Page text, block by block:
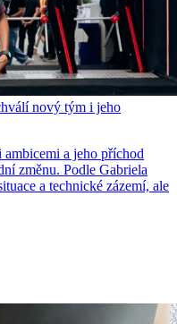
nový tým i jeho
a jeho příchod
změnu. Podle Gabriela
a technické zázemí, ale